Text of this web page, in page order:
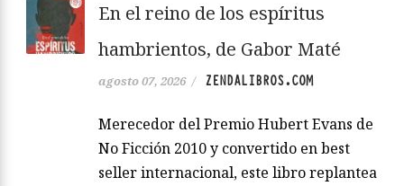
En el reino de los espíritus
hambrientos, de Gabor Maté
agosto 07, 2026 / ZENDALIBROS.COM
Merecedor del Premio Hubert Evans de
No Ficción 2010 y convertido en best
seller internacional, este libro replantea